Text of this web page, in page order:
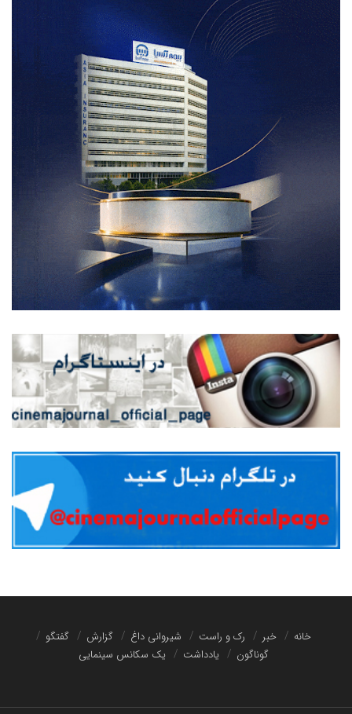
خانه خبر رک و راست شیروانی داغ گزارش
گفتگو
گوناگون
یادداشت یک سکانس سینمایی